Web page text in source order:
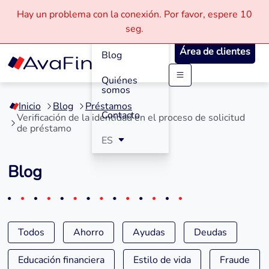
Saltar
contenido
Hay un problema con la conexión. Por favor, espere 10
seg.
Cómo
Funciona
Blog
Quiénes
somos
Contacto
ES
Área de clientes
Inicio Blog
Préstamos
Verificación de la identidad en el proceso de solicitud
de préstamo
Blog
Todos Ahorro Ayudas Deudas
Educación financiera Estilo de vida Fraude